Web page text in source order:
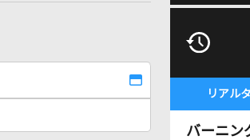
リアル
バーニン